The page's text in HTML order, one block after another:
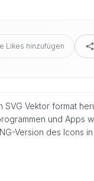
Likes hinzufügen
SVG Vektor format
und Apps
Version des Icons